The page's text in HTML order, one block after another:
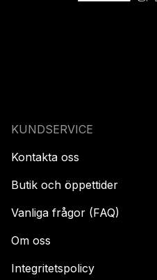
KUNDSERVICE
Kontakta oss
Butik och öppettider
Vanliga frågor (FAQ)
Om oss
Integritetspolicy